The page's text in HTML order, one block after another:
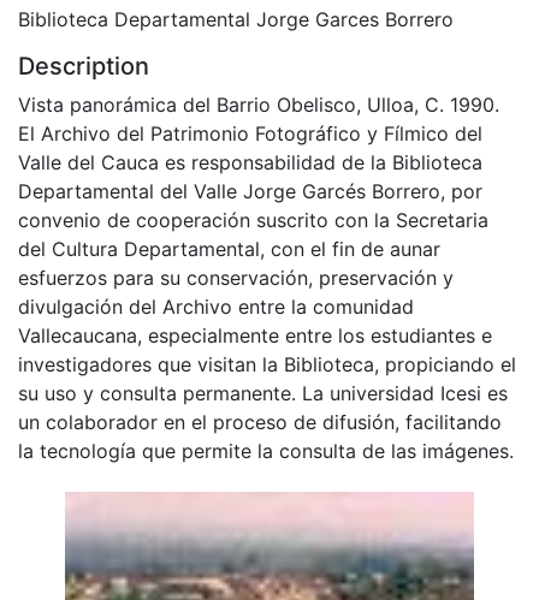
Biblioteca Departamental Jorge Garces Borrero
Description
Vista panorámica del Barrio Obelisco, Ulloa, C. 1990.
El Archivo del Patrimonio Fotográfico y Fílmico del
Valle del Cauca es responsabilidad de la Biblioteca
Departamental del Valle Jorge Garcés Borrero, por
convenio de cooperación suscrito con la Secretaria
del Cultura Departamental, con el fin de aunar
esfuerzos para su conservación, preservación y
divulgación del Archivo entre la comunidad
Vallecaucana, especialmente entre los estudiantes e
investigadores que visitan la Biblioteca, propiciando el
su uso y consulta permanente. La universidad Icesi es
un colaborador en el proceso de difusión, facilitando
la tecnología que permite la consulta de las imágenes.